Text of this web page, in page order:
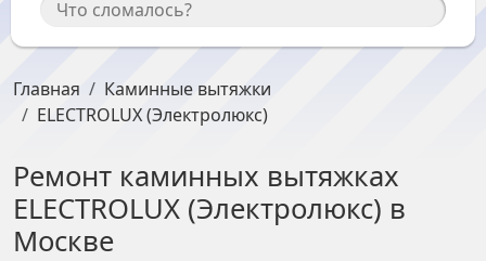
Главная
Каминные вытяжки
ELECTROLUX (Электролюкс)
Ремонт каминных вытяжках
ELECTROLUX (Электролюкс) в
Москве